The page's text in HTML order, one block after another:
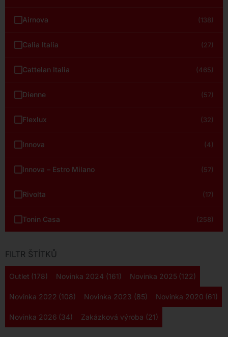
Airnova (138)
Calia Italia (27)
Cattelan Italia (465)
Dienne (57)
Flexlux (32)
Innova (4)
Innova – Estro Milano (57)
Rivolta (17)
Tonin Casa (258)
FILTR ŠTÍTKŮ
Outlet (178) Novinka 2024 (161) Novinka 2025 (122)
Novinka 2022 (108) Novinka 2023 (85) Novinka 2020 (61)
Novinka 2026 (34) Zakázková výroba (21)